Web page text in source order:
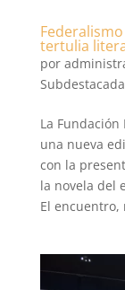
tertulia
por
Subdestacada
La
una nueva
con la
la novela del
El encuentro,